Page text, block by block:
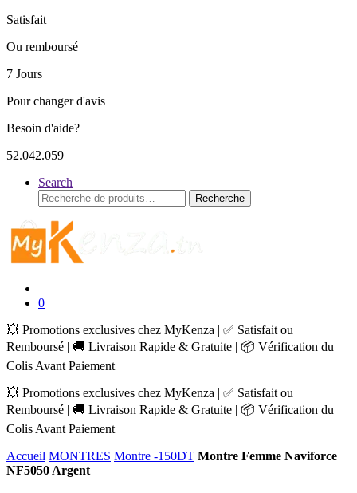
Satisfait
Ou remboursé
7 Jours
Pour changer d'avis
Besoin d'aide?
52.042.059
Search
Recherche
pour :
Recherche
0
💥 Promotions exclusives chez MyKenza | ✅ Satisfait ou
Remboursé | 🚚 Livraison Rapide & Gratuite | 📦 Vérification du
Colis Avant Paiement
💥 Promotions exclusives chez MyKenza | ✅ Satisfait ou
Remboursé | 🚚 Livraison Rapide & Gratuite | 📦 Vérification du
Colis Avant Paiement
Accueil MONTRES Montre -150DT Montre Femme Naviforce
NF5050 Argent